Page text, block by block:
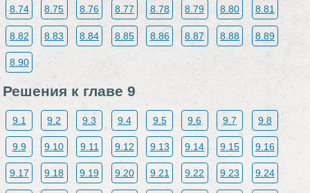
8.74 8.75 8.76 8.77 8.78 8.79 8.80 8.81
8.82 8.83 8.84 8.85 8.86 8.87 8.88 8.89
8.90
Решения к главе 9
9.1 9.2 9.3 9.4 9.5 9.6 9.7 9.8
9.9 9.10 9.11 9.12 9.13 9.14 9.15 9.16
9.17 9.18 9.19 9.20 9.21 9.22 9.23 9.24